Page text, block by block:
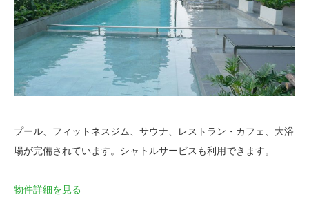
プール、フィットネスジム、サウナ、レストラン・カフェ、大浴
場が完備されています。シャトルサービスも利用できます。
物件詳細を見る